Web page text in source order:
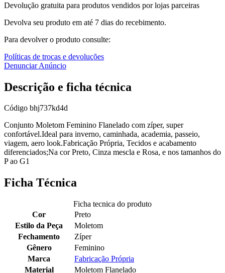
Devolução gratuita para produtos vendidos por lojas parceiras
Devolva seu produto em até 7 dias do recebimento.
Para devolver o produto consulte:
Políticas de trocas e devoluções
Denunciar Anúncio
Descrição e ficha técnica
Código bhj737kd4d
Conjunto Moletom Feminino Flanelado com zíper, super
confortável.Ideal para inverno, caminhada, academia, passeio,
viagem, aero look.Fabricação Própria, Tecidos e acabamento
diferenciados;Na cor Preto, Cinza mescla e Rosa, e nos tamanhos do
P ao G1
Ficha Técnica
Ficha tecnica do produto
Cor
Preto
Estilo da Peça
Moletom
Fechamento
Zíper
Gênero
Feminino
Marca
Fabricação Própria
Material
Moletom Flanelado